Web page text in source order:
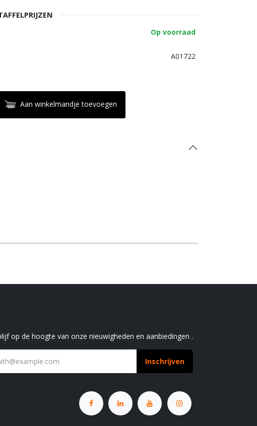
Op voorraad
A01722
Aan winkelmandje toevoegen
op de hoogte van onze nieuwigheden en aanbiedingen .
Inschrijven